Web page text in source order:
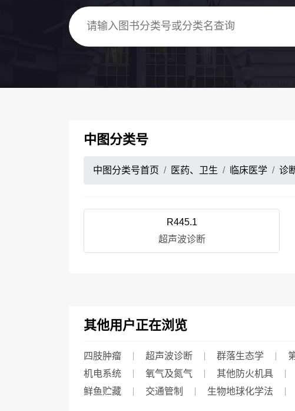
中图分类号
中图分类号首页 医药、卫生 临床医学 诊
R445.1
超声波诊断
其他用户正在浏览
四肢肿瘤 超声波诊断 群落生态学
机电系统
氧气及氮气 其他防火机具
鲜鱼贮藏
交通管制 生物地球化学法